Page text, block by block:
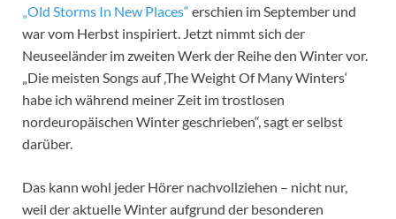
„Old Storms In New Places“ erschien im September und
war vom Herbst inspiriert. Jetzt nimmt sich der
Neuseeländer im zweiten Werk der Reihe den Winter vor.
„Die meisten Songs auf ‚The Weight Of Many Winters‘
habe ich während meiner Zeit im trostlosen
nordeuropäischen Winter geschrieben“, sagt er selbst
darüber.
Das kann wohl jeder Hörer nachvollziehen – nicht nur,
weil der aktuelle Winter aufgrund der besonderen